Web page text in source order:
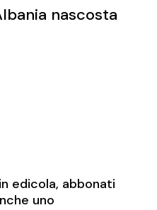
nascosta
edicola, abbonati
uno